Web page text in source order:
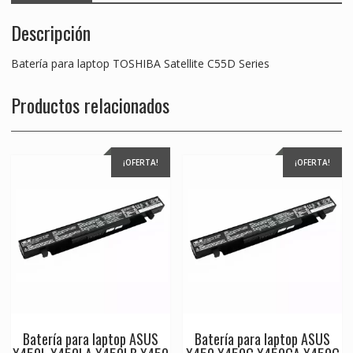
Descripción
Batería para laptop TOSHIBA Satellite C55D Series
Productos relacionados
¡OFERTA!
Batería para laptop ASUS
¡OFERTA!
Batería para laptop ASUS